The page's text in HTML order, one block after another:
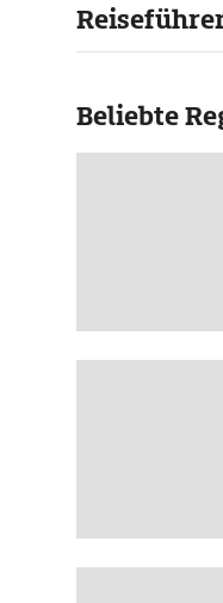
Beliebte